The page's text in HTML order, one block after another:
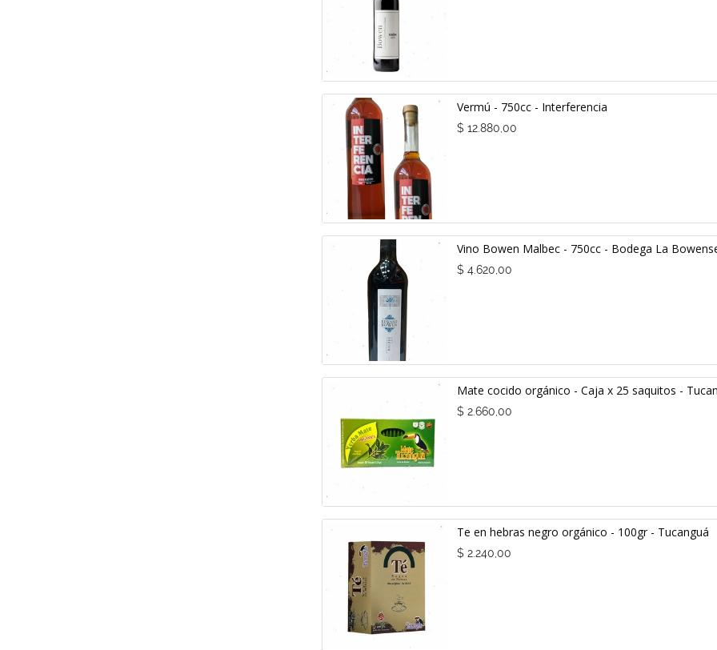
Vermú - 750cc - Interferencia
$ 12.880,00
Vino Bowen Malbec - 750cc - Bodega La
$ 4.620,00
Mate cocido orgánico - Caja x 25 saquitos -
$ 2.660,00
Te en hebras negro orgánico - 100gr - Tucanguá
$ 2.240,00